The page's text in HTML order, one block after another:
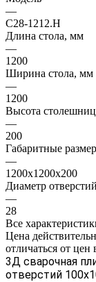
—
С28-1212.Н
Длина стола, мм
—
1200
Ширина стола, мм
—
1200
Высота
—
200
Габаритные
—
1200х1200х200
Диаметр
—
28
Все
Цена
отличаться от
3Д сварочная
отверстий